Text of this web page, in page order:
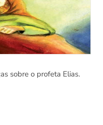
sobre o profeta Elias.